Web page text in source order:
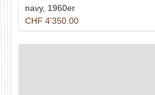
navy, 1960er
CHF 4'350.00